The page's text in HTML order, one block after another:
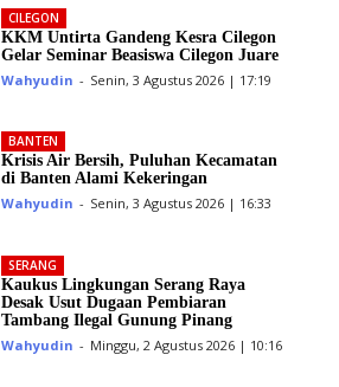
CILEGON
KKM Untirta Gandeng Kesra Cilegon
Gelar Seminar Beasiswa Cilegon Juare
Wahyudin - Senin, 3 Agustus 2026 | 17:19
BANTEN
Krisis Air Bersih, Puluhan Kecamatan
di Banten Alami Kekeringan
Wahyudin - Senin, 3 Agustus 2026 | 16:33
SERANG
Kaukus Lingkungan Serang Raya
Desak Usut Dugaan Pembiaran
Tambang Ilegal Gunung Pinang
Wahyudin - Minggu, 2 Agustus 2026 | 10:16